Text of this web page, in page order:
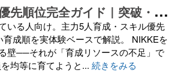
【
2026年最新版】NIKKE育成の優先順位完全ガイド｜突破・装備・スキル強化で失敗しない方法
いる人向け。主力5人育成・スキル優先
成順を実体験ベースで解説。 NIKKEを
壁──それが「育成リソースの不足」で
均等に育てようと... 続きをみる